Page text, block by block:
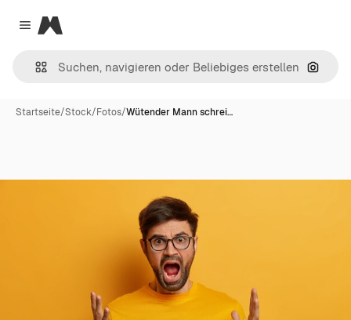
Close menu
Magnific
Nach
Startseite/Stock/Fotos/Wütender Mann schrei…